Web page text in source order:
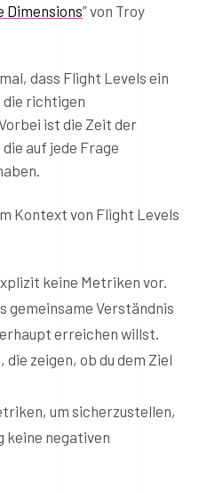
Dimensions” von Troy
dass Flight Levels ein
richtigen
ist die Zeit der
auf jede Frage
Kontext von Flight Levels
keine Metriken vor.
gemeinsame Verständnis
erreichen willst.
zeigen, ob du dem Ziel
um sicherzustellen,
keine negativen